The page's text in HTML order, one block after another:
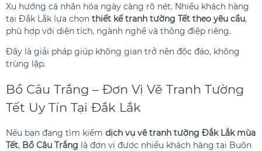
Xu hướng cá nhân hóa ngày càng rõ nét. Nhiều khách hàng
tại Đắk Lắk lựa chọn thiết kế tranh tường Tết theo yêu cầu,
phù hợp với diện tích, ngành nghề và thông điệp riêng.
Đây là giải pháp giúp không gian trở nên độc đáo, không
trùng lặp.
Bồ Câu Trắng – Đơn Vị Vẽ Tranh Tường
Tết Uy Tín Tại Đắk Lắk
Nếu bạn đang tìm kiếm dịch vụ vẽ tranh tường Đắk Lắk mùa
Tết, Bồ Câu Trắng là đơn vị được nhiều khách hàng tại Buôn